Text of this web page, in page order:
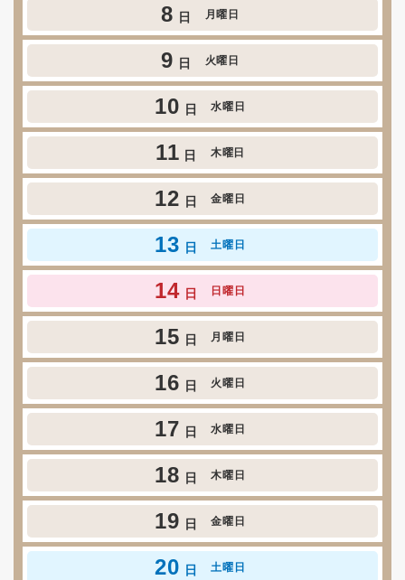
8 日 月曜日
9 日 火曜日
10 日 水曜日
11 日 木曜日
12 日 金曜日
13 日 土曜日
14 日 日曜日
15 日 月曜日
16 日 火曜日
17 日 水曜日
18 日 木曜日
19 日 金曜日
20 日 土曜日